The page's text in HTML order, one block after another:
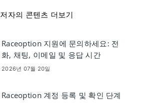
저자의 콘텐츠 더보기
Raceoption 지원에 문의하세요: 전
화, 채팅, 이메일 및 응답 시간
2026년 07월 20일
Raceoption 계정 등록 및 확인 단계